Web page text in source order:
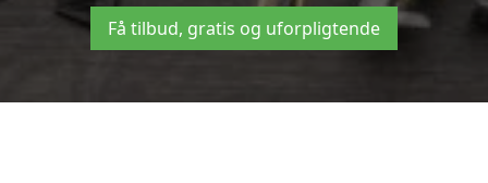
Få tilbud, gratis og uforpligtende